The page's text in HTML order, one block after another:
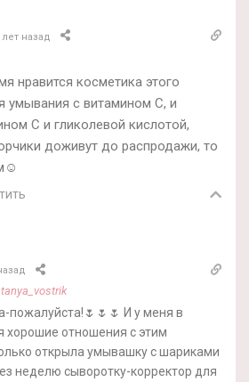
лет назад
нравится косметика этого
умывания с витамином С, и
С и гликолевой кислотой,
доживут до распродажи, то
tanya_vostrik
пожалуйста!🌷🌷🌷 И у меня в
хорошие отношения с этим
открыла умывашку с шариками
неделю сыворотку-корректор для